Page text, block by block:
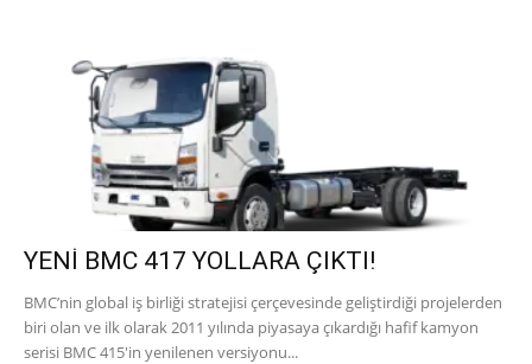
YENİ BMC 417 YOLLARA ÇIKTI!
BMC’nin global iş birliği stratejisi çerçevesinde geliştirdiği projelerden
biri olan ve ilk olarak 2011 yılında piyasaya çıkardığı hafif kamyon
serisi BMC 415'in yenilenen versiyonu...